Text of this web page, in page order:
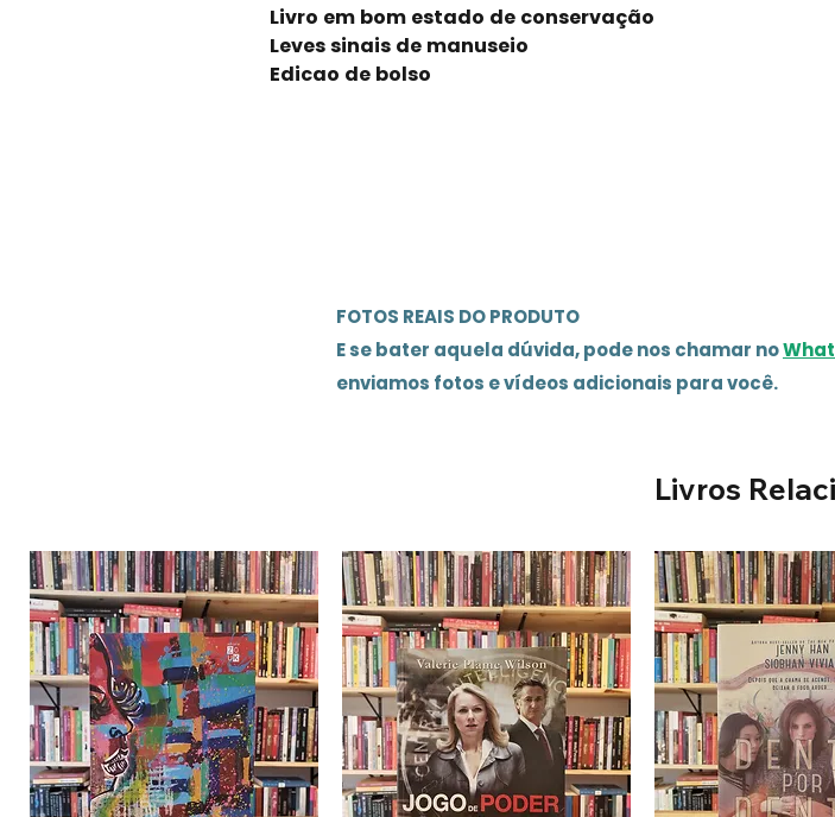
Livro em bom estado de conservação
Leves sinais de manuseio
Edicao de bolso
FOTOS REAIS DO PRODUTO
E se bater aquela dúvida, pode nos chamar no
enviamos fotos e vídeos adicionais para você.
Livros